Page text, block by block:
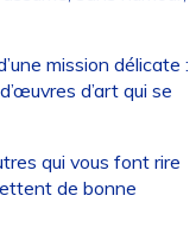
mission délicate :
d’art qui se
qui vous font rire
de bonne